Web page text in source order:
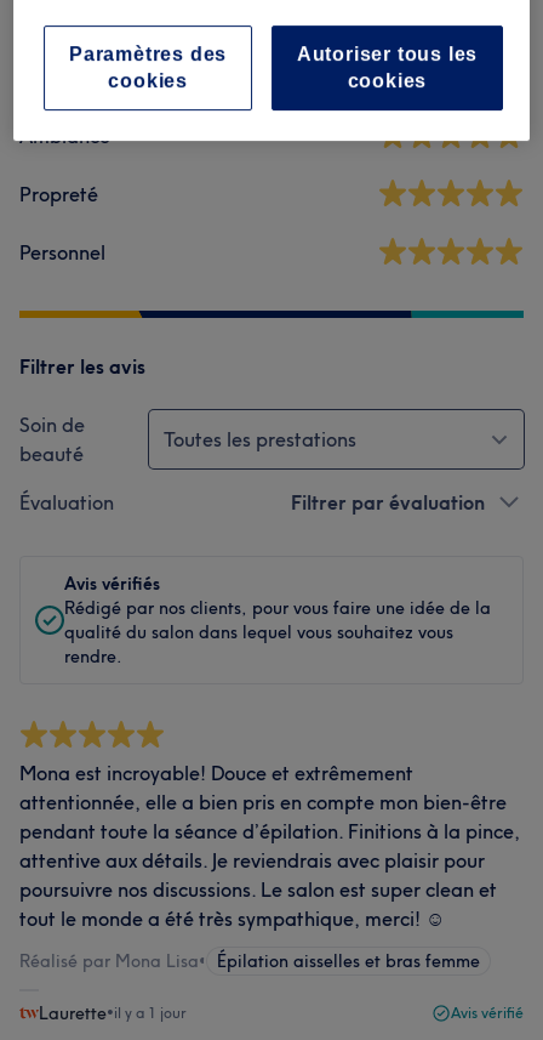
4,8
Ambiance
Propreté
Personnel
Filtrer les avis
Soin de
beauté
Toutes les prestations
Évaluation Filtrer par évaluation
Avis vérifiés
Rédigé par nos clients, pour vous faire une idée de la
qualité du salon dans lequel vous souhaitez vous
rendre.
Mona est incroyable! Douce et extrêmement
attentionnée, elle a bien pris en compte mon bien-être
pendant toute la séance d’épilation. Finitions à la pince,
attentive aux détails. Je reviendrais avec plaisir pour
poursuivre nos discussions. Le salon est super clean et
tout le monde a été très sympathique, merci! ☺️
Réalisé par Mona Lisa• Épilation aisselles et bras femme
Laurette•il y a 1 jour Avis vérifié
Autoriser tous les
cookies
Paramètres des
cookies